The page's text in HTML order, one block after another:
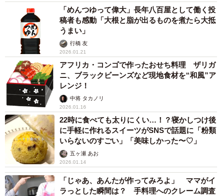
「めんつゆって偉大」長年八百屋として働く投
稿者も感動「大根と脂が出るものを煮たら大抵
うまい」
行橋 友
2026.01.21
アフリカ・コンゴで作ったおせち料理 ザリガ
ニ、ブラックビーンズなど現地食材を“和風”ア
レンジ！
中将 タカノリ
2026.01.16
22時に食べても太りにくい…！？寝かしつけ後
に手軽に作れるスイーツがSNSで話題に「粉類
いらないのすごい」「美味しかった〜♡」
五ヶ瀬 あお
2026.01.14
「じゃあ、あんたが作ってみろよ」 ママがイ
ラっとした瞬間は？ 手料理へのクレーム調査